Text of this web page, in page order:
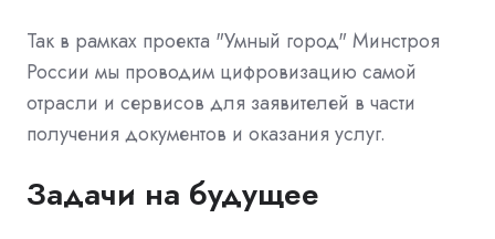
Так в рамках проекта "Умный город" Минстроя
России мы проводим цифровизацию самой
отрасли и сервисов для заявителей в части
получения документов и оказания услуг.
Задачи на будущее